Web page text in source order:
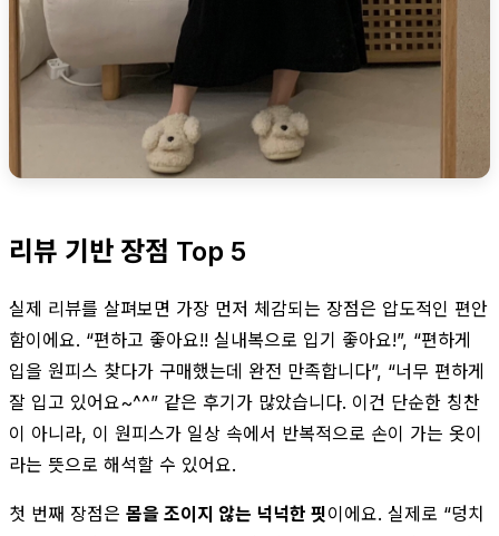
리뷰 기반 장점 Top 5
실제 리뷰를 살펴보면 가장 먼저 체감되는 장점은 압도적인 편안
함이에요. “편하고 좋아요!! 실내복으로 입기 좋아요!”, “편하게
입을 원피스 찾다가 구매했는데 완전 만족합니다”, “너무 편하게
잘 입고 있어요~^^” 같은 후기가 많았습니다. 이건 단순한 칭찬
이 아니라, 이 원피스가 일상 속에서 반복적으로 손이 가는 옷이
라는 뜻으로 해석할 수 있어요.
첫 번째 장점은 몸을 조이지 않는 넉넉한 핏이에요. 실제로 “덩치